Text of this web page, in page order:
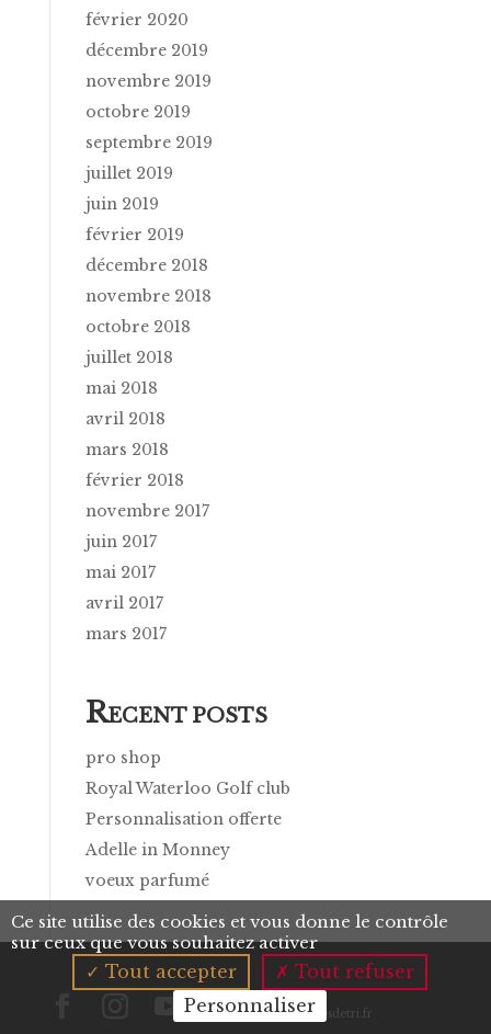
février 2020
décembre 2019
novembre 2019
octobre 2019
septembre 2019
juillet 2019
juin 2019
février 2019
décembre 2018
novembre 2018
octobre 2018
juillet 2018
mai 2018
avril 2018
mars 2018
février 2018
novembre 2017
juin 2017
mai 2017
avril 2017
mars 2017
RECENT POSTS
pro shop
Royal Waterloo Golf club
Personnalisation offerte
Adelle in Monney
voeux parfumé
www.consignesdetri.fr
Ce site utilise des cookies et vous donne le contrôle
sur ceux que vous souhaitez activer
Tout accepter
Tout refuser
Personnaliser